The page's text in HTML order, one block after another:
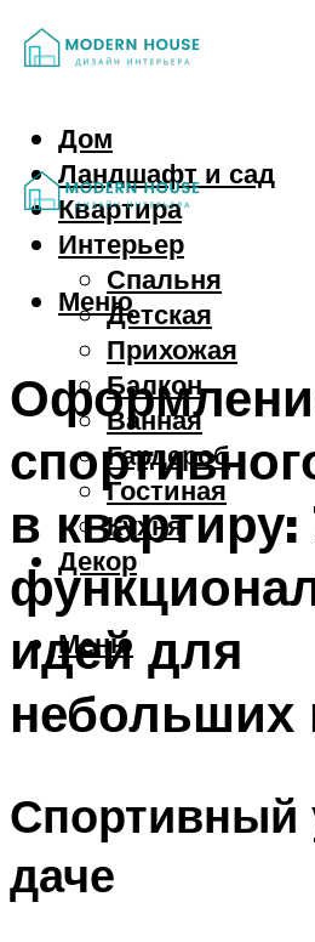
Дом
Ландшафт и сад
Квартира
Интерьер
Спальня
Детская
Прихожая
Балкон
Ванная
Гардероб
Гостиная
Кухня
Декор
Меню
Меню
в квартиру:
идей для
небольших
Спортивный
даче